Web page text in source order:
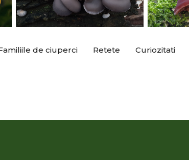
de ciuperci Retete Curiozitati